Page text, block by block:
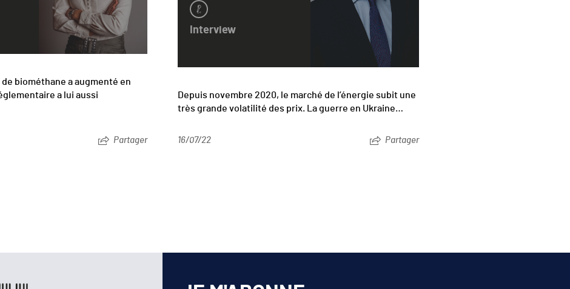
biométhane a augmenté en
a lui aussi
Partager
Interview
Depuis novembre 2020, le marché de l’énergie subit une
très grande volatilité des prix. La guerre en Ukraine…
16/07/22 Partager